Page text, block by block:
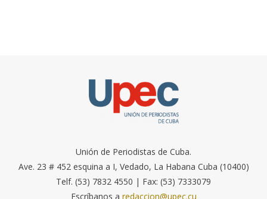
Unión de Periodistas de Cuba.
Ave. 23 # 452 esquina a I, Vedado, La Habana Cuba (10400)
Telf. (53) 7832 4550 | Fax: (53) 7333079
Escríbanos a redaccion@upec.cu